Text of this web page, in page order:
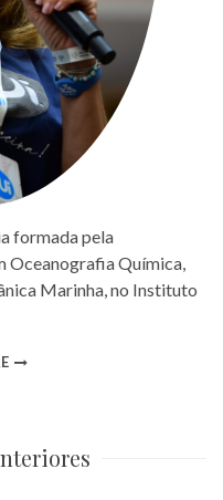
formada pela
Oceanografia Química,
Marinha, no Instituto